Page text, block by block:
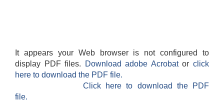
It appears your Web browser is not configured to
display PDF files.
Download adobe Acrobatorclick
here to download the PDF file.
Click here to download the PDF
file.